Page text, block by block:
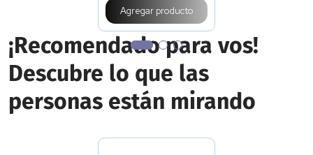
Agregar producto
¡Recomendado para vos!
Descubre lo que las
personas están mirando